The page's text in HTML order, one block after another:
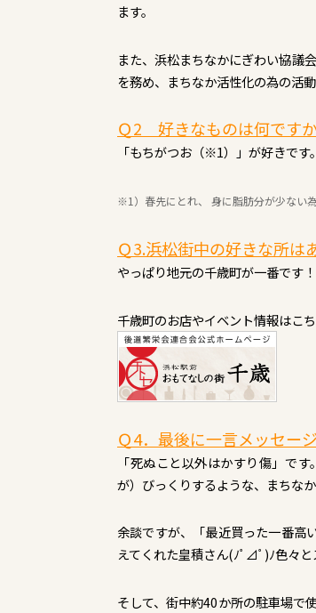
ます。
また、浜松まちなかにぎわい協議
を務め、まちなか活性化の為の活動
Ｑ2 好きなものは何です
「もちがつお（※1）」が好きで
※1）春先にとれ、 身に脂肪分が少ない
Ｑ3.浜松街中の好きな所は
やっぱり地元の千歳町が一番です！
千歳町のお店やイベント情報はこ
Ｑ4．最後に一言メッセー
「死ぬこと以外はかすり傷」で
が）びっくりするような、まちな
余談ですが、「最近買った一番高
えてくれた皇積さん(ﾉﾟ⊿ﾟ)ﾉ色々
そして、街中約40か所の駐車場